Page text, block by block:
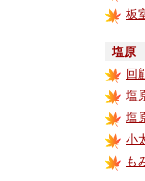
板
塩原
回
塩
塩
小
も